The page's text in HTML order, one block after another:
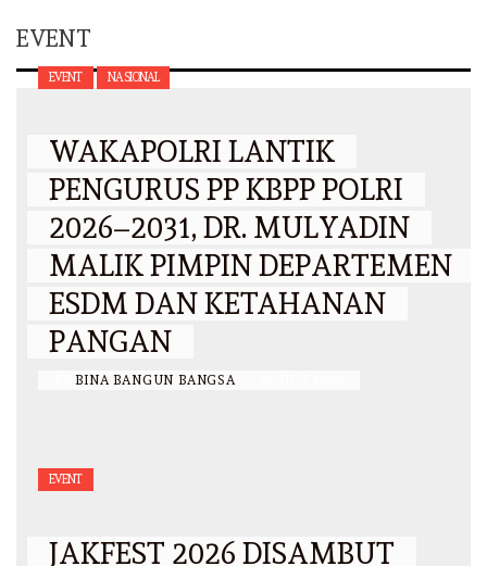
EVENT
EVENT NASIONAL
WAKAPOLRI LANTIK
PENGURUS PP KBPP POLRI
2026–2031, DR. MULYADIN
MALIK PIMPIN DEPARTEMEN
ESDM DAN KETAHANAN
PANGAN
BINA BANGUN BANGSA
EVENT
JAKFEST 2026 DISAMBUT